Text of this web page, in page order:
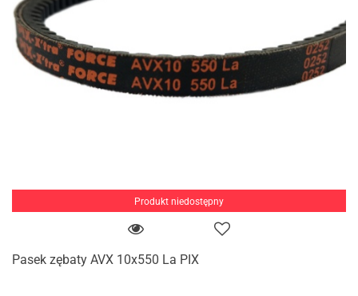
Produkt niedostępny
Pasek zębaty AVX 10x550 La PIX